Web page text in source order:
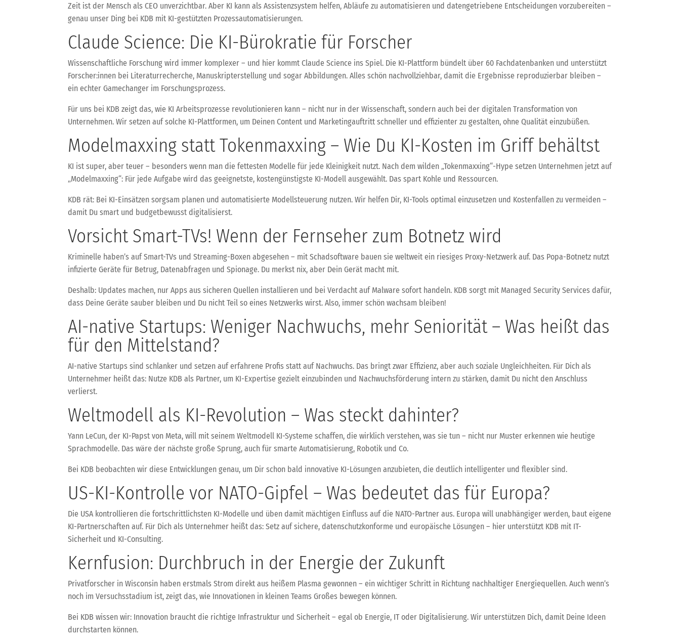
Zeit ist der Mensch als CEO unverzichtbar. Aber KI kann als Assistenzsystem helfen, Abläufe zu automatisieren und datengetriebene Entscheidungen vorzubereiten –
genau unser Ding bei KDB mit KI-gestützten Prozessautomatisierungen.
Claude Science: Die KI-Bürokratie für Forscher
Wissenschaftliche Forschung wird immer komplexer – und hier kommt Claude Science ins Spiel. Die KI-Plattform bündelt über 60 Fachdatenbanken und unterstützt
Forscher:innen bei Literaturrecherche, Manuskripterstellung und sogar Abbildungen. Alles schön nachvollziehbar, damit die Ergebnisse reproduzierbar bleiben –
ein echter Gamechanger im Forschungsprozess.
Für uns bei KDB zeigt das, wie KI Arbeitsprozesse revolutionieren kann – nicht nur in der Wissenschaft, sondern auch bei der digitalen Transformation von
Unternehmen. Wir setzen auf solche KI-Plattformen, um Deinen Content und Marketingauftritt schneller und effizienter zu gestalten, ohne Qualität einzubüßen.
Modelmaxxing statt Tokenmaxxing – Wie Du KI-Kosten im Griff behältst
KI ist super, aber teuer – besonders wenn man die fettesten Modelle für jede Kleinigkeit nutzt. Nach dem wilden „Tokenmaxxing“-Hype setzen Unternehmen jetzt auf
„Modelmaxxing“: Für jede Aufgabe wird das geeignetste, kostengünstigste KI-Modell ausgewählt. Das spart Kohle und Ressourcen.
KDB rät: Bei KI-Einsätzen sorgsam planen und automatisierte Modellsteuerung nutzen. Wir helfen Dir, KI-Tools optimal einzusetzen und Kostenfallen zu vermeiden –
damit Du smart und budgetbewusst digitalisierst.
Vorsicht Smart-TVs! Wenn der Fernseher zum Botnetz wird
Kriminelle haben’s auf Smart-TVs und Streaming-Boxen abgesehen – mit Schadsoftware bauen sie weltweit ein riesiges Proxy-Netzwerk auf. Das Popa-Botnetz nutzt
infizierte Geräte für Betrug, Datenabfragen und Spionage. Du merkst nix, aber Dein Gerät macht mit.
Deshalb: Updates machen, nur Apps aus sicheren Quellen installieren und bei Verdacht auf Malware sofort handeln. KDB sorgt mit Managed Security Services dafür,
dass Deine Geräte sauber bleiben und Du nicht Teil so eines Netzwerks wirst. Also, immer schön wachsam bleiben!
AI-native Startups: Weniger Nachwuchs, mehr Seniorität – Was heißt das
für den Mittelstand?
AI-native Startups sind schlanker und setzen auf erfahrene Profis statt auf Nachwuchs. Das bringt zwar Effizienz, aber auch soziale Ungleichheiten. Für Dich als
Unternehmer heißt das: Nutze KDB als Partner, um KI-Expertise gezielt einzubinden und Nachwuchsförderung intern zu stärken, damit Du nicht den Anschluss
verlierst.
Weltmodell als KI-Revolution – Was steckt dahinter?
Yann LeCun, der KI-Papst von Meta, will mit seinem Weltmodell KI-Systeme schaffen, die wirklich verstehen, was sie tun – nicht nur Muster erkennen wie heutige
Sprachmodelle. Das wäre der nächste große Sprung, auch für smarte Automatisierung, Robotik und Co.
Bei KDB beobachten wir diese Entwicklungen genau, um Dir schon bald innovative KI-Lösungen anzubieten, die deutlich intelligenter und flexibler sind.
US-KI-Kontrolle vor NATO-Gipfel – Was bedeutet das für Europa?
Die USA kontrollieren die fortschrittlichsten KI-Modelle und üben damit mächtigen Einfluss auf die NATO-Partner aus. Europa will unabhängiger werden, baut eigene
KI-Partnerschaften auf. Für Dich als Unternehmer heißt das: Setz auf sichere, datenschutzkonforme und europäische Lösungen – hier unterstützt KDB mit IT-
Sicherheit und KI-Consulting.
Kernfusion: Durchbruch in der Energie der Zukunft
Privatforscher in Wisconsin haben erstmals Strom direkt aus heißem Plasma gewonnen – ein wichtiger Schritt in Richtung nachhaltiger Energiequellen. Auch wenn’s
noch im Versuchsstadium ist, zeigt das, wie Innovationen in kleinen Teams Großes bewegen können.
Bei KDB wissen wir: Innovation braucht die richtige Infrastruktur und Sicherheit – egal ob Energie, IT oder Digitalisierung. Wir unterstützen Dich, damit Deine Ideen
durchstarten können.